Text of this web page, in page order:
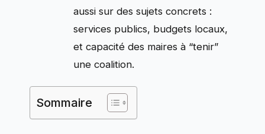
aussi sur des sujets concrets :
services publics, budgets locaux,
et capacité des maires à “tenir”
une coalition.
Sommaire